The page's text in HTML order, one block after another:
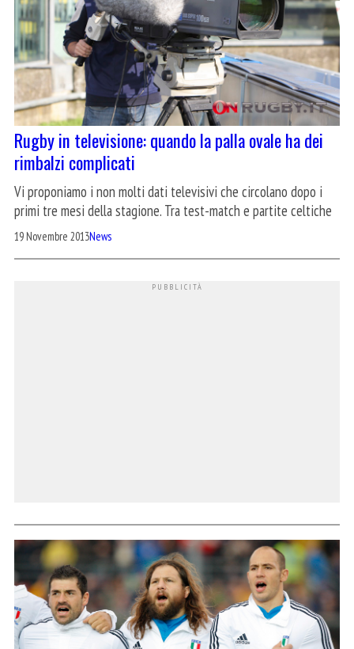
Rugby in televisione: quando la palla ovale ha dei
rimbalzi complicati
Vi proponiamo i non molti dati televisivi che circolano dopo i
primi tre mesi della stagione. Tra test-match e partite celtiche
19 Novembre 2013News